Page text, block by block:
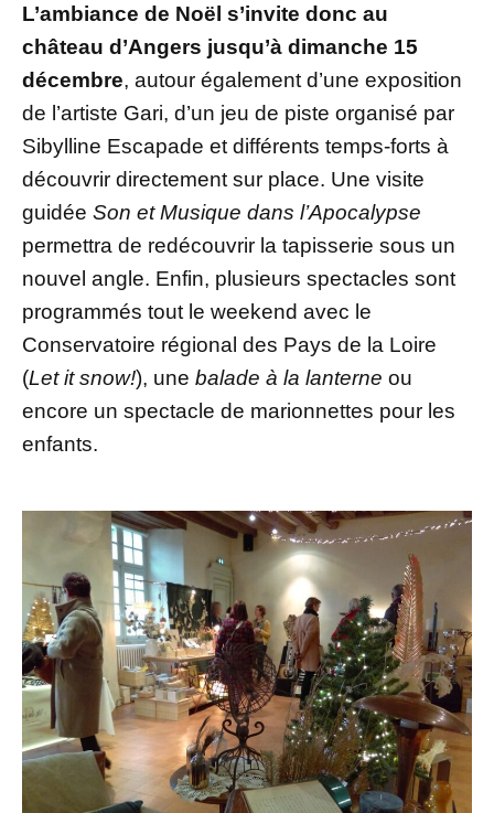
L’ambiance de Noël s’invite donc au
château d’Angers jusqu’à dimanche 15
décembre, autour également d’une exposition
de l’artiste Gari, d’un jeu de piste organisé par
Sibylline Escapade et différents temps-forts à
découvrir directement sur place. Une visite
guidée Son et Musique dans l’Apocalypse
permettra de redécouvrir la tapisserie sous un
nouvel angle. Enfin, plusieurs spectacles sont
programmés tout le weekend avec le
Conservatoire régional des Pays de la Loire
(Let it snow!), une balade à la lanterne ou
encore un spectacle de marionnettes pour les
enfants.